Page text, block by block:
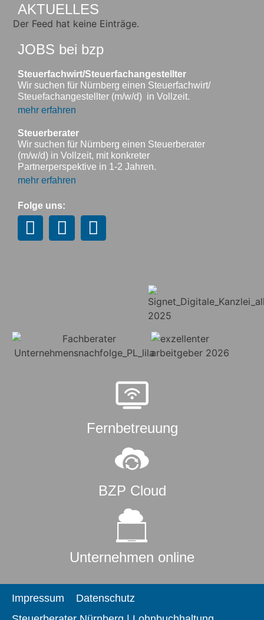
AKTUELLES
Der Feed hat keine Einträge.
JOBS bei bzp
Steuerfachwirt/Steuerfachangestellter
Wir suchen für Nürnberg einen Steuerfachwirt/
Steuefachangestellter (m/w/d) in Vollzeit.
mehr erfahren
Steuerberater
Wir suchen für Nürnberg einen Steuerberater
(m/w/d) in Vollzeit, mit konkreter
Partnerperspektive in 1-2 Jahren.
mehr erfahren
Folge uns:
Fernbetreuung
BZP Cloud
Unternehmen online
Impressum
Datenschutz